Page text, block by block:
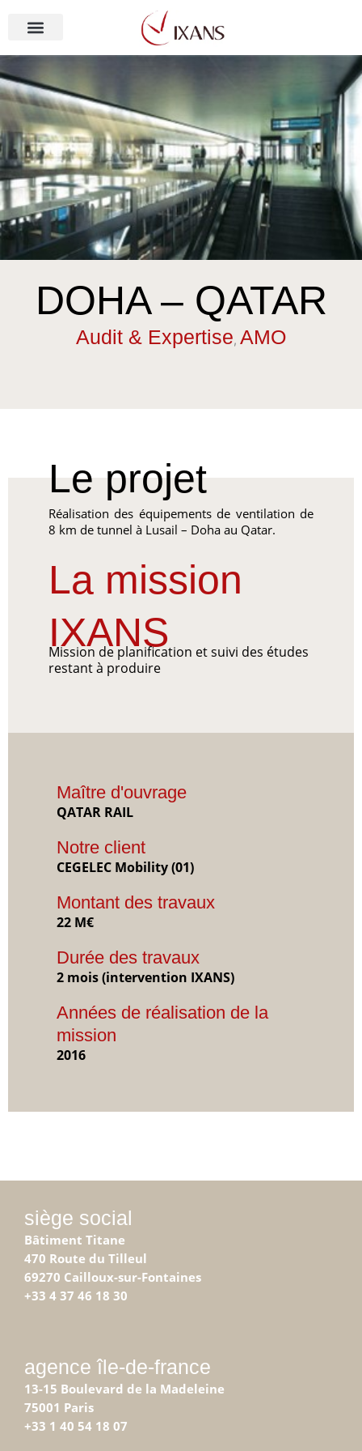
LRT LUSAIL /
DOHA – QATAR
Audit & Expertise, AMO
Le projet
Réalisation des équipements de ventilation de
8 km de tunnel à Lusail – Doha au Qatar.
La mission
IXANS
Mission de planification et suivi des études
restant à produire
Maître d'ouvrage
QATAR RAIL
Notre client
CEGELEC Mobility (01)
Montant des travaux
22 M€
Durée des travaux
2 mois (intervention IXANS)
Années de réalisation de la
mission
2016
siège social
Bâtiment Titane
470 Route du Tilleul
69270 Cailloux-sur-Fontaines
+33 4 37 46 18 30
agence île-de-france
13-15 Boulevard de la Madeleine
75001 Paris
+33 1 40 54 18 07